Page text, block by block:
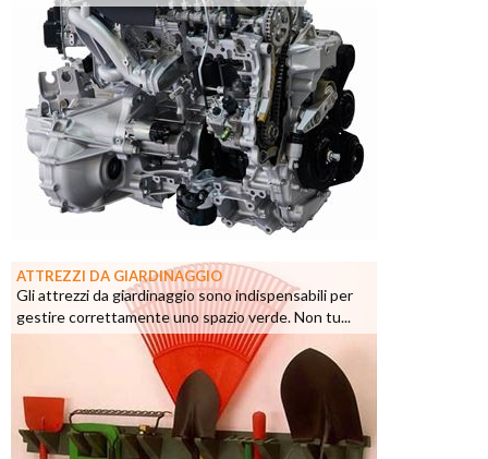
ATTREZZI DA GIARDINAGGIO
Gli attrezzi da giardinaggio sono indispensabili per
gestire correttamente uno spazio verde. Non tu...